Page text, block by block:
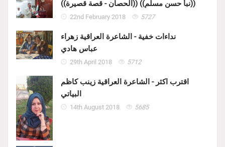
((الحصان - قصة قصيرة)) ((نبأ حسن مسلم))
22nd February 2018 5727
نداءات خفية - الشاعرة العراقية زهراء
عباس هادي
29th April 2018 5712
اقترب اكثر - الشاعرة العراقية زينب كاظم
البياتي
14th August 2018 5685